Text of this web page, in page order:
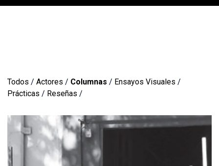
Todos / Actores / Columnas / Ensayos Visuales /
Prácticas / Reseñas /